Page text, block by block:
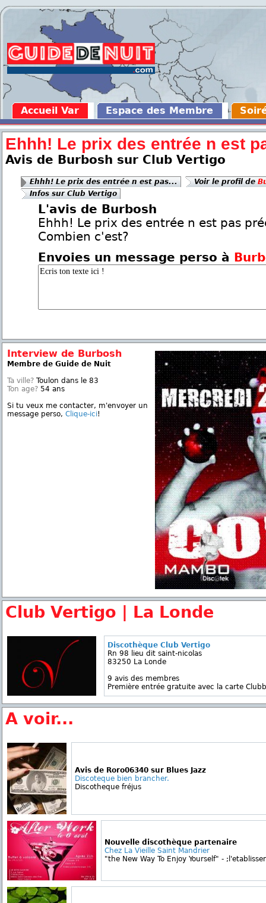
Accueil Var Espace des Membre
Ehhh! Le prix des entrée n est
Avis de Burbosh sur Club Vertigo
Ehhh! Le prix des entrée n est pas... Voir le profil de
Infos sur Club Vertigo
L'avis de Burbosh
Ehhh! Le prix des entrée n est pas
Combien c'est?
Envoies un message perso à
Interview de Burbosh
Membre de Guide de Nuit
Ta ville? Toulon dans le 83
Ton age? 54 ans
Si tu veux me contacter, m'envoyer un
message perso, Clique-ici!
Club Vertigo | La Londe
Discothèque Club Vertigo
Rn 98 lieu dit saint-nicolas
83250 La Londe
9 avis des membres
Première entrée gratuite avec la carte
A voir...
Avis de Roro06340 sur Blues Jazz
Discoteque bien brancher.
Discotheque fréjus
Nouvelle discothèque partenaire
Chez La Vieille Saint Mandrier
"the New Way To Enjoy Yourself" -